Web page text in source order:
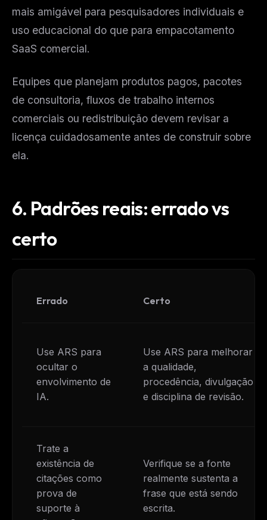
mais amigável para pesquisadores individuais e
uso educacional do que para empacotamento
SaaS comercial.
Equipes que planejam produtos pagos, pacotes
de consultoria, fluxos de trabalho internos
comerciais ou redistribuição devem revisar a
licença cuidadosamente antes de construir sobre
ela.
6. Padrões reais: errado vs
certo
Errado Certo
Use ARS para
ocultar o
envolvimento de
IA.
Use ARS para melhorar
a qualidade,
procedência, divulgação
e disciplina de revisão.
Trate a
existência de
citações como
prova de
suporte à
Verifique se a fonte
realmente sustenta a
frase que está sendo
escrita.